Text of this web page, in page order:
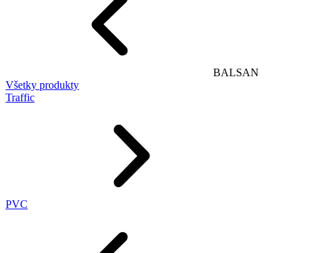
BALSAN
Všetky produkty
Traffic
PVC